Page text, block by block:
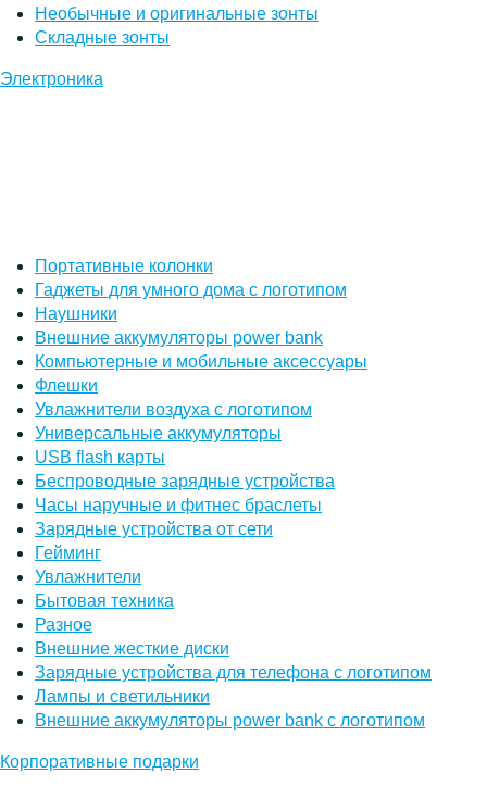
Необычные и оригинальные зонты
Складные зонты
Электроника
Портативные колонки
Гаджеты для умного дома с логотипом
Наушники
Внешние аккумуляторы power bank
Компьютерные и мобильные аксессуары
Флешки
Увлажнители воздуха с логотипом
Универсальные аккумуляторы
USB flash карты
Беспроводные зарядные устройства
Часы наручные и фитнес браслеты
Зарядные устройства от сети
Гейминг
Увлажнители
Бытовая техника
Разное
Внешние жесткие диски
Зарядные устройства для телефона с логотипом
Лампы и светильники
Внешние аккумуляторы power bank с логотипом
Корпоративные подарки